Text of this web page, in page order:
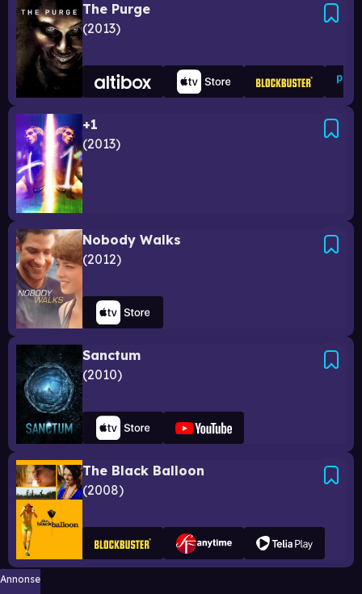
The Purge
2013
+1
2013
Nobody Walks
2012
Sanctum
2010
The Black Balloon
2008
Annonse